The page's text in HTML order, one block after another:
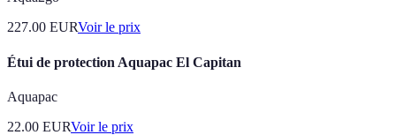
227.00 EURVoir le prix
Étui de protection Aquapac El Capitan
Aquapac
22.00 EURVoir le prix